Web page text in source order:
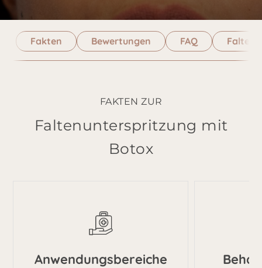
Fakten Bewertungen FAQ
FAKTEN ZUR
Faltenunterspritzung mit
Botox
Anwendungsbereiche